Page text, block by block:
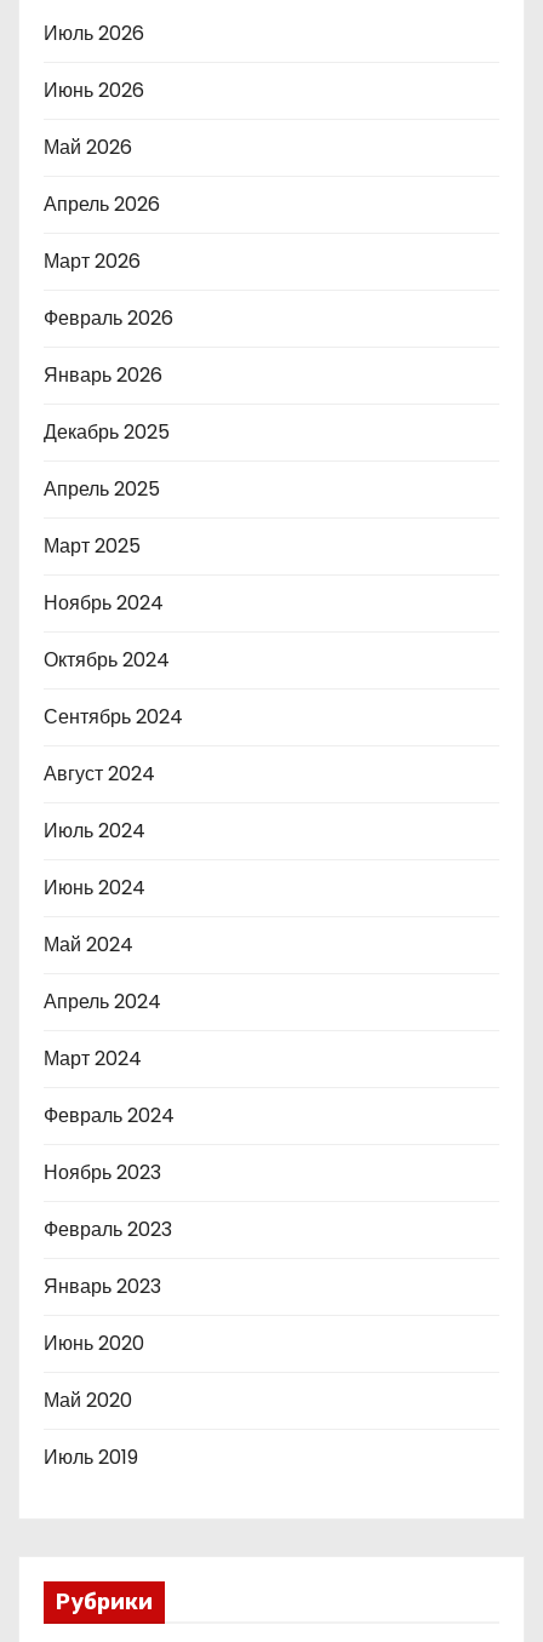
Июль 2026
Июнь 2026
Май 2026
Апрель 2026
Март 2026
Февраль 2026
Январь 2026
Декабрь 2025
Апрель 2025
Март 2025
Ноябрь 2024
Октябрь 2024
Сентябрь 2024
Август 2024
Июль 2024
Июнь 2024
Май 2024
Апрель 2024
Март 2024
Февраль 2024
Ноябрь 2023
Февраль 2023
Январь 2023
Июнь 2020
Май 2020
Июль 2019
Рубрики